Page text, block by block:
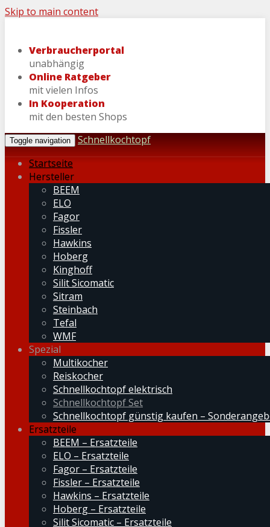
Skip to main content
Verbraucherportal
unabhängig
Online Ratgeber
mit vielen Infos
In Kooperation
mit den besten Shops
Toggle navigation
Schnellkochtopf
Startseite
Hersteller
BEEM
ELO
Fagor
Fissler
Hawkins
Hoberg
Kinghoff
Silit Sicomatic
Sitram
Steinbach
Tefal
WMF
Spezial
Multikocher
Reiskocher
Schnellkochtopf elektrisch
Schnellkochtopf Set
Schnellkochtopf günstig kaufen –
Ersatzteile
BEEM – Ersatzteile
ELO – Ersatzteile
Fagor – Ersatzteile
Fissler – Ersatzteile
Hawkins – Ersatzteile
Hoberg – Ersatzteile
Silit Sicomatic – Ersatzteile